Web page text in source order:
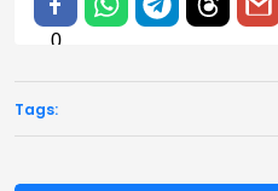
0
Tags: